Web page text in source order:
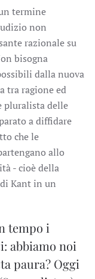
termine
non
razionale su
bisogna
dalla nuova
tra ragione ed
pluralista delle
a diffidare
che le
allo
- cioè della
Kant in un
tempo i
abbiamo noi
paura? Oggi